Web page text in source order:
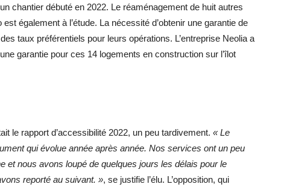
chantier débuté en 2022. Le réaménagement de huit autres
également à l’étude. La nécessité d’obtenir une garantie de
taux préférentiels pour leurs opérations. L’entreprise Neolia a
garantie pour ces 14 logements en construction sur l’îlot
le rapport d’accessibilité 2022, un peu tardivement. « Le
qui évolue année après année. Nos services ont un peu
et nous avons loupé de quelques jours les délais pour le
reporté au suivant. », se justifie l’élu. L’opposition, qui